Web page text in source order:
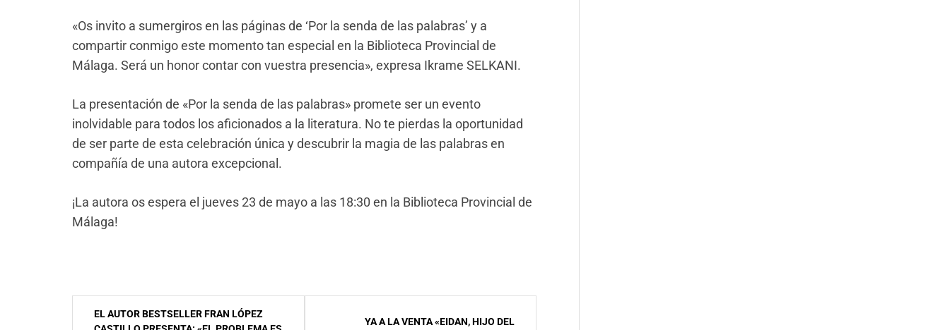
«Os invito a sumergiros en las páginas de ‘Por la senda de las palabras’ y a
compartir conmigo este momento tan especial en la Biblioteca Provincial de
Málaga. Será un honor contar con vuestra presencia», expresa Ikrame SELKANI.
La presentación de «Por la senda de las palabras» promete ser un evento
inolvidable para todos los aficionados a la literatura. No te pierdas la oportunidad
de ser parte de esta celebración única y descubrir la magia de las palabras en
compañía de una autora excepcional.
¡La autora os espera el jueves 23 de mayo a las 18:30 en la Biblioteca Provincial de
Málaga!
Navegación
EL AUTOR BESTSELLER FRAN LÓPEZ
YA A LA VENTA «EIDAN, HIJO DEL